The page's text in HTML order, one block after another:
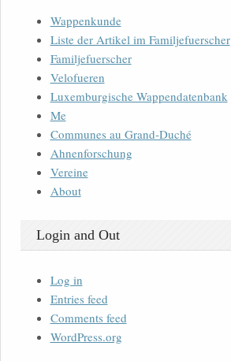
Wappenkunde
Liste der Artikel im Familjefuerscher
Familjefuerscher
Velofueren
Luxemburgische Wappendatenbank
Me
Communes au Grand-Duché
Ahnenforschung
Vereine
About
Login and Out
Log in
Entries feed
Comments feed
WordPress.org